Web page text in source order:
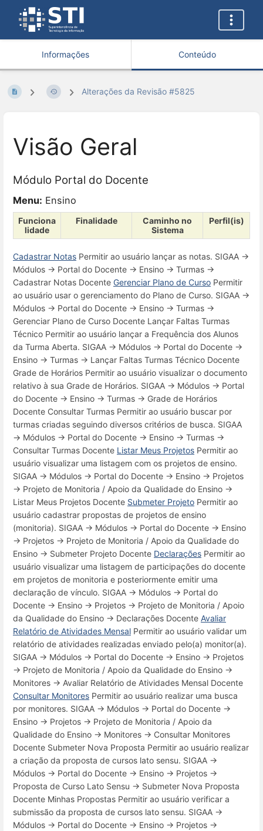
Informações Conteúdo
Alterações da Revisão #5825
Visão Geral
Módulo Portal do Docente
Menu: Ensino
Funciona
lidade
Finalidade
Caminho no
Sistema
Perfil(is)
Cadastrar Notas Permitir ao usuário lançar as notas. SIGAA →
Módulos → Portal do Docente → Ensino → Turmas →
Cadastrar Notas Docente Gerenciar Plano de Curso Permitir
ao usuário usar o gerenciamento do Plano de Curso. SIGAA →
Módulos → Portal do Docente → Ensino → Turmas →
Gerenciar Plano de Curso Docente Lançar Faltas Turmas
Técnico Permitir ao usuário lançar a Frequência dos Alunos
da Turma Aberta. SIGAA → Módulos → Portal do Docente →
Ensino → Turmas → Lançar Faltas Turmas Técnico Docente
Grade de Horários Permitir ao usuário visualizar o documento
relativo à sua Grade de Horários. SIGAA → Módulos → Portal
do Docente → Ensino → Turmas → Grade de Horários
Docente Consultar Turmas Permitir ao usuário buscar por
turmas criadas seguindo diversos critérios de busca. SIGAA
→ Módulos → Portal do Docente → Ensino → Turmas →
Consultar Turmas Docente Listar Meus Projetos Permitir ao
usuário visualizar uma listagem com os projetos de ensino.
SIGAA → Módulos → Portal do Docente → Ensino → Projetos
→ Projeto de Monitoria / Apoio da Qualidade do Ensino →
Listar Meus Projetos Docente Submeter Projeto Permitir ao
usuário cadastrar propostas de projetos de ensino
(monitoria). SIGAA → Módulos → Portal do Docente → Ensino
→ Projetos → Projeto de Monitoria / Apoio da Qualidade do
Ensino → Submeter Projeto Docente Declarações Permitir ao
usuário visualizar uma listagem de participações do docente
em projetos de monitoria e posteriormente emitir uma
declaração de vínculo. SIGAA → Módulos → Portal do
Docente → Ensino → Projetos → Projeto de Monitoria / Apoio
da Qualidade do Ensino → Declarações Docente Avaliar
Relatório de Atividades Mensal Permitir ao usuário validar um
relatório de atividades realizadas enviado pelo(a) monitor(a).
SIGAA → Módulos → Portal do Docente → Ensino → Projetos
→ Projeto de Monitoria / Apoio da Qualidade do Ensino →
Monitores → Avaliar Relatório de Atividades Mensal Docente
Consultar Monitores Permitir ao usuário realizar uma busca
por monitores. SIGAA → Módulos → Portal do Docente →
Ensino → Projetos → Projeto de Monitoria / Apoio da
Qualidade do Ensino → Monitores → Consultar Monitores
Docente Submeter Nova Proposta Permitir ao usuário realizar
a criação da proposta de cursos lato sensu. SIGAA →
Módulos → Portal do Docente → Ensino → Projetos →
Proposta de Curso Lato Sensu → Submeter Nova Proposta
Docente Minhas Propostas Permitir ao usuário verificar a
submissão da proposta de cursos lato sensu. SIGAA →
Módulos → Portal do Docente → Ensino → Projetos →